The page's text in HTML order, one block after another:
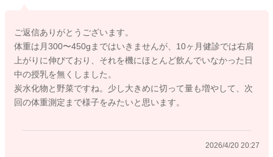
タンパク質は摂取過剰で、消化に負担がかかることもあります
ので、目安量程度を意識していただくと安心です。２倍以上が
毎回続くのは心配ですが、たまにたんぱく質が多くなってしま
う程度であれば、心配いりませんよ。
また、水分量を減らしていくことで、同じ量でも摂取カロリー
は増えます。お子さんの食べる力を確認しながらにはなります
ご返信ありがとうございます。
体重は月300〜450gまではいきませんが、10ヶ月健診では右肩
上がりに伸びており、それを機にほとんど飲んでいなかった日
中の授乳を無くしました。
炭水化物と野菜ですね。少し大きめに切って量も増やして、次
回の体重測定まで様子をみたいと思います。
2026/4/20 20:27